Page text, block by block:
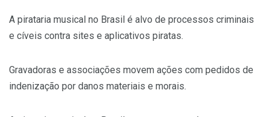
A pirataria musical no Brasil é alvo de processos criminais
e cíveis contra sites e aplicativos piratas.
Gravadoras e associações movem ações com pedidos de
indenização por danos materiais e morais.